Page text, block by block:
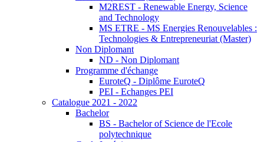
M2REST - Renewable Energy, Science
and Technology
MS ETRE - MS Energies Renouvelables :
Technologies & Entrepreneuriat (Master)
Non Diplomant
ND - Non Diplomant
Programme d'échange
EuroteQ - Diplôme EuroteQ
PEI - Echanges PEI
Catalogue 2021 - 2022
Bachelor
BS - Bachelor of Science de l'Ecole
polytechnique